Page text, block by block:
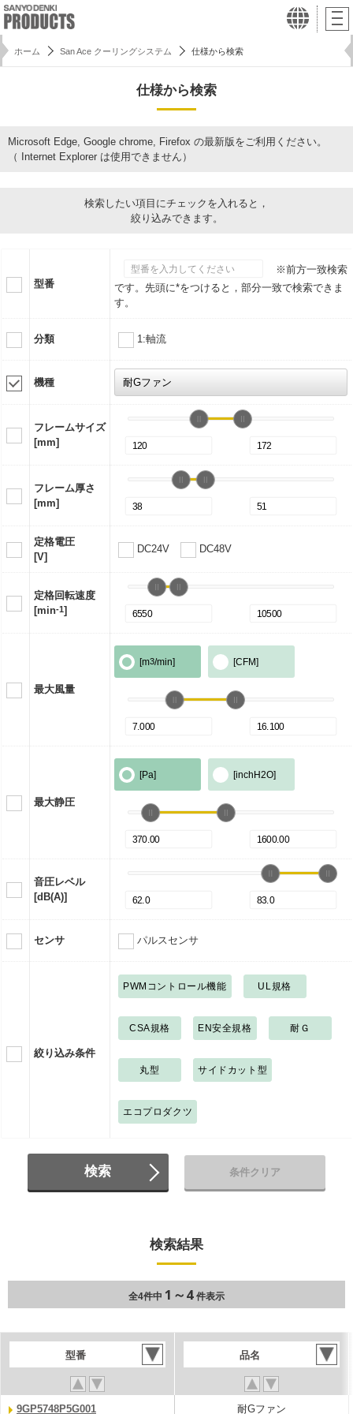
ホーム San Ace クーリングシステム 仕様から検索
仕様から検索
Microsoft Edge, Google chrome, Firefox の最新版をご利用ください。
（ Internet Explorer は使用できません）
検索したい項目にチェックを入れると，
絞り込みできます。
型番
※前方一致検索
です。先頭に*をつけると，部分一致で検索できま
す。
分類 1:軸流
機種
フレームサイズ
[mm]
フレーム厚さ
[mm]
定格電圧
[V]
DC24V DC48V
定格回転速度
[min-1]
最大風量
[m3/min] [CFM]
最大静圧
[Pa] [inchH2O]
音圧レベル
[dB(A)]
センサ パルスセンサ
絞り込み条件
PWMコントロール機能 UL規格
CSA規格 EN安全規格 耐Ｇ
丸型 サイドカット型
エコプロダクツ
検索 条件クリア
検索結果
全4件中 1～4 件表示
型番 品名
9GP5748P5G001 耐Gファン